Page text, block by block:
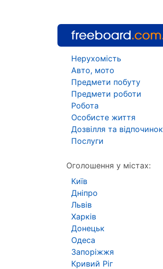
Нерухомість
Авто, мото
Предмети побуту
Предмети роботи
Робота
Особисте життя
Дозвілля та відпочинок
Послуги
Оголошення у містах:
Київ
Дніпро
Львів
Харків
Донецьк
Одеса
Запоріжжя
Кривий Ріг